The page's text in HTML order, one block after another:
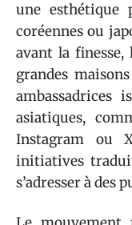
une esthétique
coréennes ou
avant la finesse,
grandes
ambassadrices
asiatiques,
Instagram ou
initiatives
s’adresser à des